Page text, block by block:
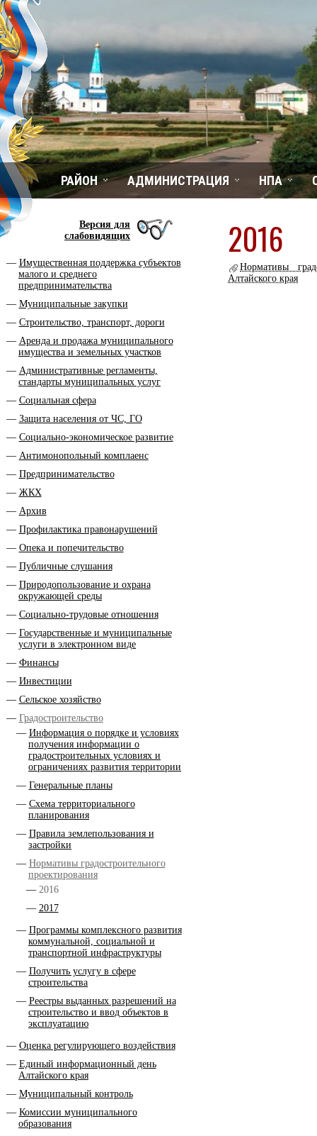
РАЙОН АДМИНИСТРАЦИЯ НПА
Версия для
слабовидящих
Имущественная поддержка субъектов
малого и среднего
предпринимательства
Муниципальные закупки
Строительство, транспорт, дороги
Аренда и продажа муниципального
имущества и земельных участков
Административные регламенты,
стандарты муниципальных услуг
Социальная сфера
Защита населения от ЧС, ГО
Социально-экономическое развитие
Антимонопольный комплаенс
Предпринимательство
ЖКХ
Архив
Профилактика правонарушений
Опека и попечительство
Публичные слушания
Природопользование и охрана
окружающей среды
Социально-трудовые отношения
Государственные и муниципальные
услуги в электронном виде
Финансы
Инвестиции
Сельское хозяйство
Градостроительство
Информация о порядке и условиях
получения информации о
градостроительных условиях и
ограничениях развития территории
Генеральные планы
Схема территориального
планирования
Правила землепользования и
застройки
Нормативы градостроительного
проектирования
2016
2017
Программы комплексного развития
коммунальной, социальной и
транспортной инфраструктуры
Получить услугу в сфере
строительства
Реестры выданных разрешений на
строительство и ввод объектов в
эксплуатацию
Оценка регулирующего воздействия
Единый информационный день
Алтайского края
Муниципальный контроль
Комиссии муниципального
образования
2016
Нормативы
Алтайского края